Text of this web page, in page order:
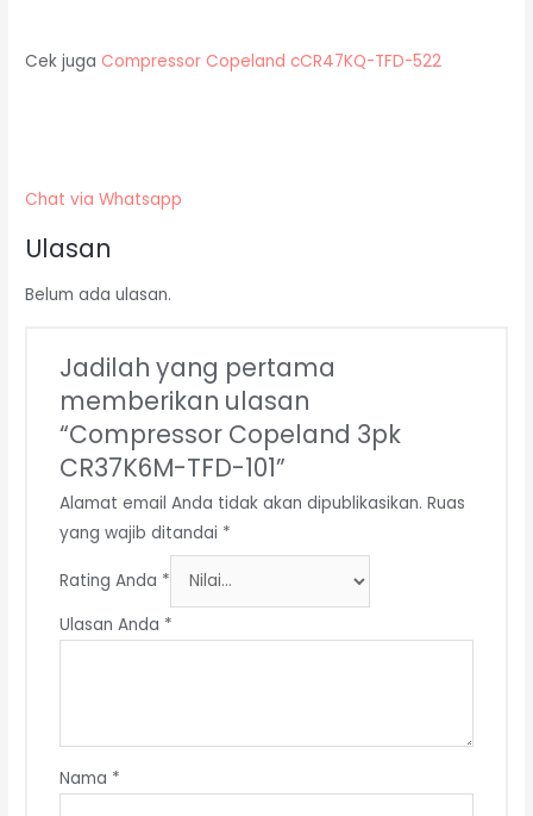
Cek juga Compressor Copeland cCR47KQ-TFD-522
Chat via Whatsapp
Ulasan
Belum ada ulasan.
Jadilah yang pertama
memberikan ulasan
“Compressor Copeland 3pk
CR37K6M-TFD-101”
Alamat email Anda tidak akan dipublikasikan. Ruas
yang wajib ditandai *
Rating Anda *
Ulasan Anda *
Nama *